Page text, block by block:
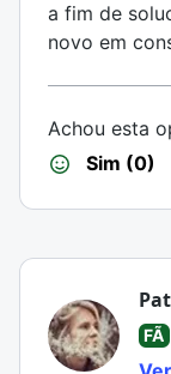
a fim de
novo em
Achou esta
Sim (0)
FÃ